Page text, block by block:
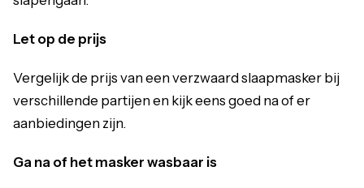
Let op de prijs
Vergelijk de prijs van een verzwaard slaapmasker bij
verschillende partijen en kijk eens goed na of er
aanbiedingen zijn.
Ga na of het masker wasbaar is